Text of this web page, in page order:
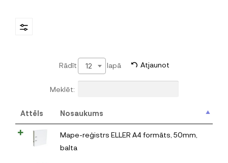
Rādīt 12 lapā Atjaunot
Meklēt:
Attēls Nosaukums
Mape-reģistrs ELLER A4 formāts, 50mm,
balta